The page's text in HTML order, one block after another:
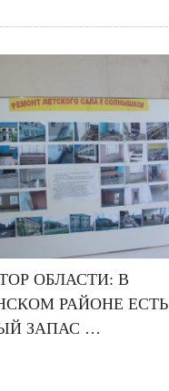
ОБЛАСТИ: В
РАЙОНЕ ЕСТЬ
ЗАПАС …